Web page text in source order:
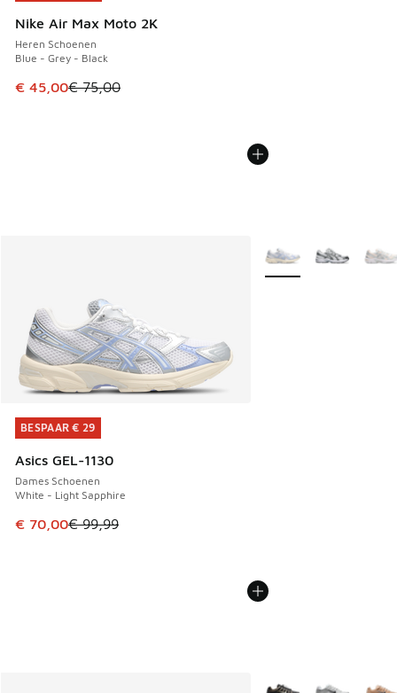
Nike Air Max Moto 2K
Heren Schoenen
Blue - Grey - Black
Dit artikel is in de uitverkoop. Dit artikel is in de
€ 45,00€ 75,00
BESPAAR € 29
Asics GEL-1130
Dames Schoenen
White - Light Sapphire
Dit artikel is in de uitverkoop. Dit artikel is in de
€ 70,00€ 99,99
BESPAAR € 29
Meer kleuren
Meer kleuren